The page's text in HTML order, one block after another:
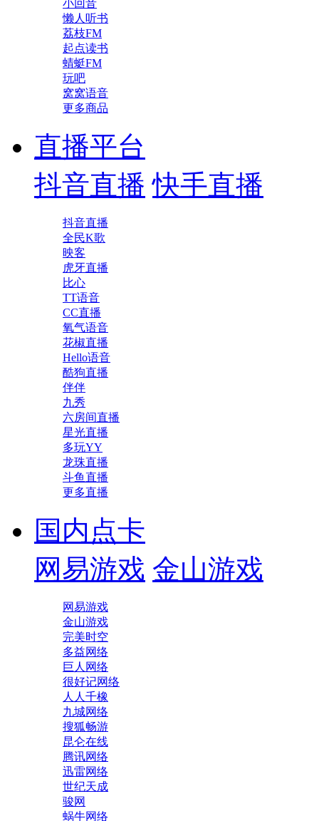
小回音
懒人听书
荔枝FM
起点读书
蜻蜓FM
玩吧
窝窝语音
更多商品
直播平台
抖音直播 快手直播
抖音直播
全民K歌
映客
虎牙直播
比心
TT语音
CC直播
氧气语音
花椒直播
Hello语音
酷狗直播
伴伴
九秀
六房间直播
星光直播
多玩YY
龙珠直播
斗鱼直播
更多直播
国内点卡
网易游戏 金山游戏
网易游戏
金山游戏
完美时空
多益网络
巨人网络
很好记网络
人人千橡
九城网络
搜狐畅游
昆仑在线
腾讯网络
迅雷网络
世纪天成
骏网
蜗牛网络